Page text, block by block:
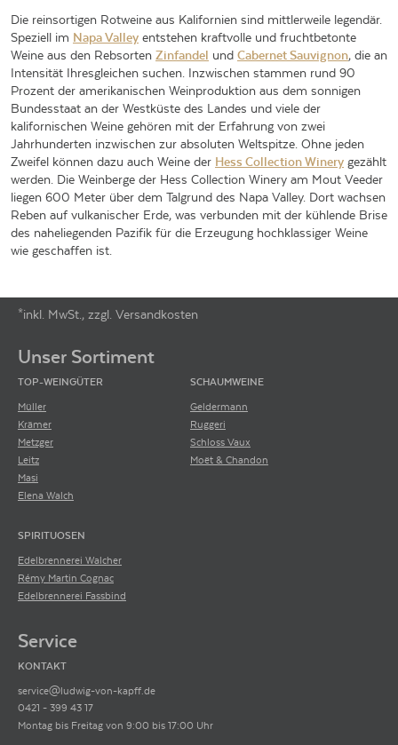
Die reinsortigen Rotweine aus Kalifornien sind mittlerweile legendär.
Speziell im Napa Valley entstehen kraftvolle und fruchtbetonte
Weine aus den Rebsorten Zinfandel und Cabernet Sauvignon, die an
Intensität Ihresgleichen suchen. Inzwischen stammen rund 90
Prozent der amerikanischen Weinproduktion aus dem sonnigen
Bundesstaat an der Westküste des Landes und viele der
kalifornischen Weine gehören mit der Erfahrung von zwei
Jahrhunderten inzwischen zur absoluten Weltspitze. Ohne jeden
Zweifel können dazu auch Weine der Hess Collection Winery gezählt
werden. Die Weinberge der Hess Collection Winery am Mout Veeder
liegen 600 Meter über dem Talgrund des Napa Valley. Dort wachsen
Reben auf vulkanischer Erde, was verbunden mit der kühlende Brise
des naheliegenden Pazifik für die Erzeugung hochklassiger Weine
wie geschaffen ist.
*inkl. MwSt., zzgl. Versandkosten
Unser Sortiment
TOP-WEINGÜTER
Müller
Krämer
Metzger
Leitz
Masi
Elena Walch
SCHAUMWEINE
Geldermann
Ruggeri
Schloss Vaux
Moët & Chandon
SPIRITUOSEN
Edelbrennerei Walcher
Rémy Martin Cognac
Edelbrennerei Fassbind
Service
KONTAKT
service@ludwig-von-kapff.de
0421 - 399 43 17
Montag bis Freitag von 9:00 bis 17:00 Uhr